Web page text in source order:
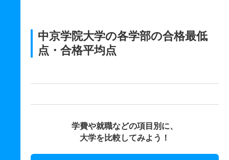
中京学院大学の各学部の合格最低
点・合格平均点
学費や就職などの項目別に、
大学を比較してみよう！